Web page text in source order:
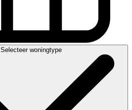
Selecteer woningtype